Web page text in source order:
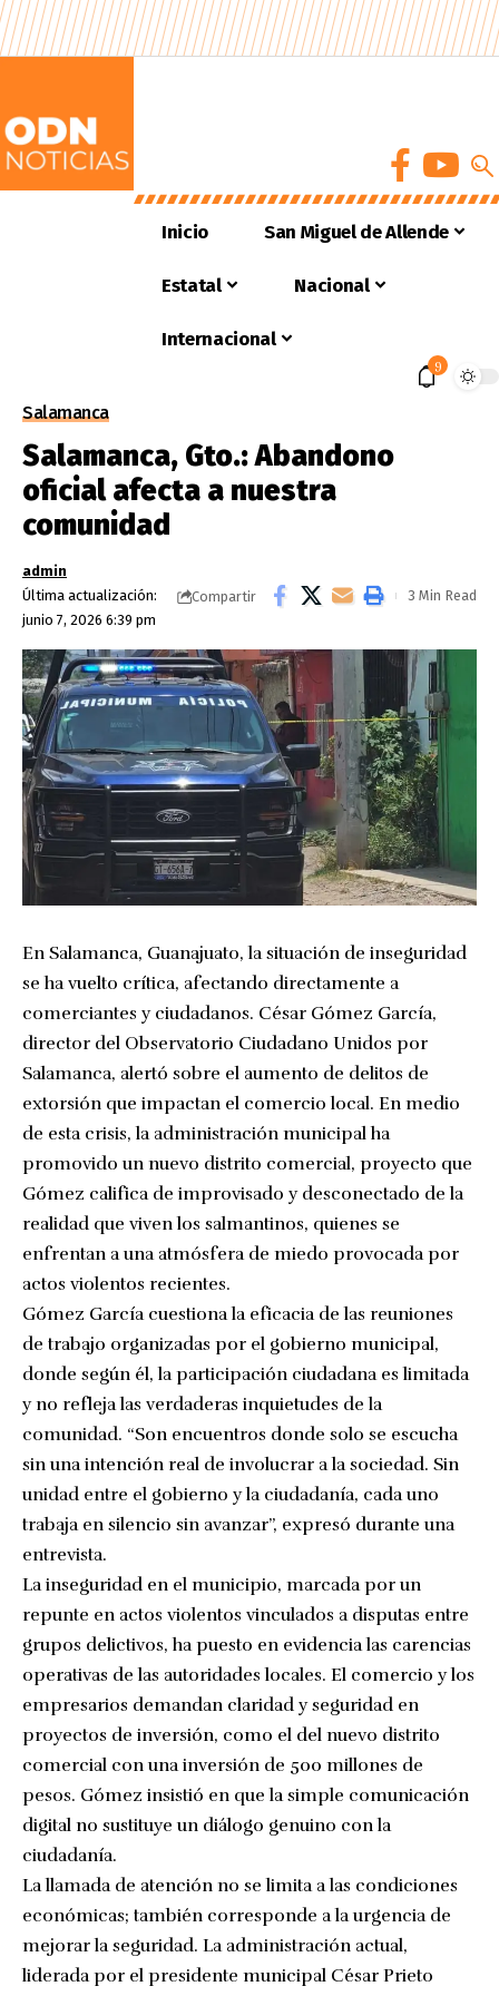
Inicio San Miguel de Allende
Estatal Nacional
Internacional
9
Salamanca
Salamanca, Gto.: Abandono
oficial afecta a nuestra
comunidad
Última actualización:
junio 7, 2026 6:39 pm
admin
Compartir
3 Min Read
En Salamanca, Guanajuato, la situación de inseguridad
se ha vuelto crítica, afectando directamente a
comerciantes y ciudadanos. César Gómez García,
director del Observatorio Ciudadano Unidos por
Salamanca, alertó sobre el aumento de delitos de
extorsión que impactan el comercio local. En medio
de esta crisis, la administración municipal ha
promovido un nuevo distrito comercial, proyecto que
Gómez califica de improvisado y desconectado de la
realidad que viven los salmantinos, quienes se
enfrentan a una atmósfera de miedo provocada por
actos violentos recientes.
Gómez García cuestiona la eficacia de las reuniones
de trabajo organizadas por el gobierno municipal,
donde según él, la participación ciudadana es limitada
y no refleja las verdaderas inquietudes de la
comunidad. “Son encuentros donde solo se escucha
sin una intención real de involucrar a la sociedad. Sin
unidad entre el gobierno y la ciudadanía, cada uno
trabaja en silencio sin avanzar”, expresó durante una
entrevista.
La inseguridad en el municipio, marcada por un
repunte en actos violentos vinculados a disputas entre
grupos delictivos, ha puesto en evidencia las carencias
operativas de las autoridades locales. El comercio y los
empresarios demandan claridad y seguridad en
proyectos de inversión, como el del nuevo distrito
comercial con una inversión de 500 millones de
pesos. Gómez insistió en que la simple comunicación
digital no sustituye un diálogo genuino con la
ciudadanía.
La llamada de atención no se limita a las condiciones
económicas; también corresponde a la urgencia de
mejorar la seguridad. La administración actual,
liderada por el presidente municipal César Prieto